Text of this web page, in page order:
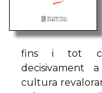
fins i tot
decisivament
cultura